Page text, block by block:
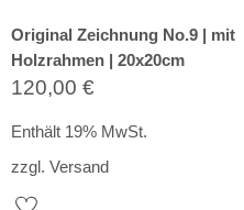
Original Zeichnung No.9 | mit
Holzrahmen | 20x20cm
120,00 €
Enthält 19% MwSt.
zzgl. Versand